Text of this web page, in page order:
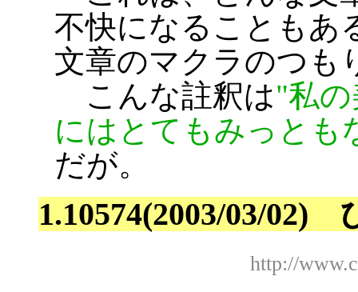
不快になることもあ
文章のマクラのつも
こんな註釈は 私
にはとてもみっとも
だが。
1.10574(2003/03/02)
http://